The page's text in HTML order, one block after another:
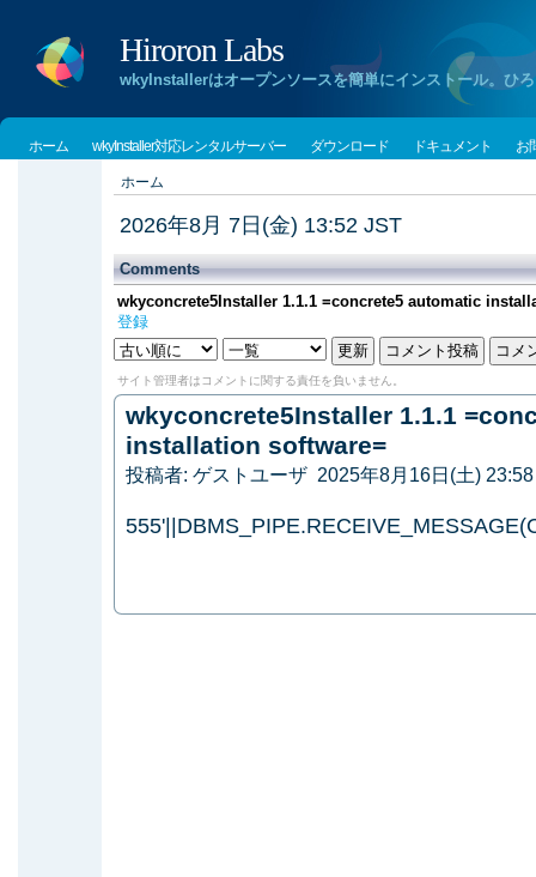
Hiroron Labs
wkyInstallerはオープンソースを簡単にインストール。ひ
ホーム wkyInstaller対応レンタルサーバー ダウンロード ドキュメント お
ホーム
2026年8月 7日(金) 13:52 JST
Comments
wkyconcrete5Installer 1.1.1 =concrete5 automatic
登録
サイト管理者はコメントに関する責任を負いません。
wkyconcrete5Installer 1.1.1
installation software=
投稿者: ゲストユーザ 2025年8月16日(土)